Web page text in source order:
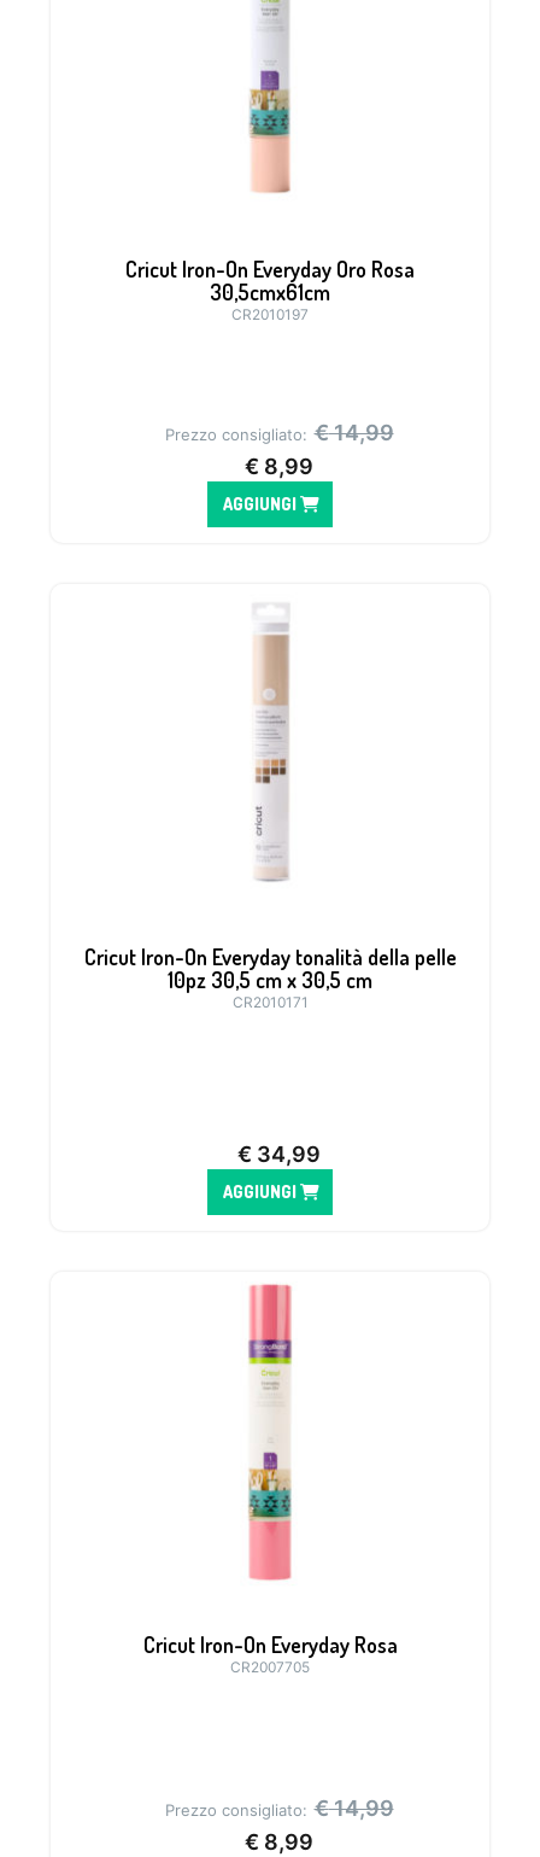
Cricut Iron-On Everyday Oro Rosa
30,5cmx61cm
CR2010197
Prezzo consigliato: €14,99
€ 8,99
AGGIUNGI
Cricut Iron-On Everyday tonalità della pelle
10pz 30,5 cm x 30,5 cm
CR2010171
€ 34,99
AGGIUNGI
Cricut Iron-On Everyday Rosa
CR2007705
Prezzo consigliato: €14,99
€ 8,99